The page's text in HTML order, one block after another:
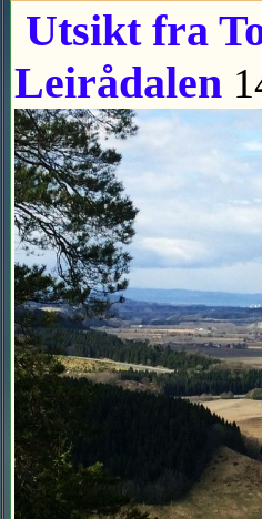
Utsikt fra
Leirådalen